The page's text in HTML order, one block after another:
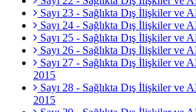
Sayı 23 - Sağlıkta Dış İlişkiler ve
Sayı 24 - Sağlıkta Dış İlişkiler ve
Sayı 25 - Sağlıkta Dış İlişkiler ve
Sayı 26 - Sağlıkta Dış İlişkiler ve
Sayı 27 - Sağlıkta Dış İlişkiler ve
2015
Sayı 28 - Sağlıkta Dış İlişkiler ve
2015